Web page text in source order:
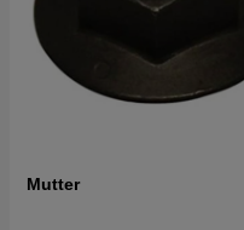
Mutter